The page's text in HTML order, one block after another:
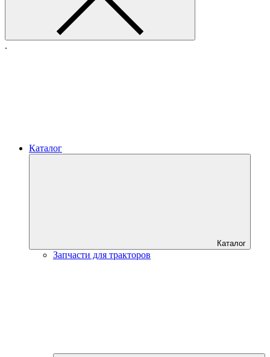
.
Каталог
Каталог
Запчасти для тракторов